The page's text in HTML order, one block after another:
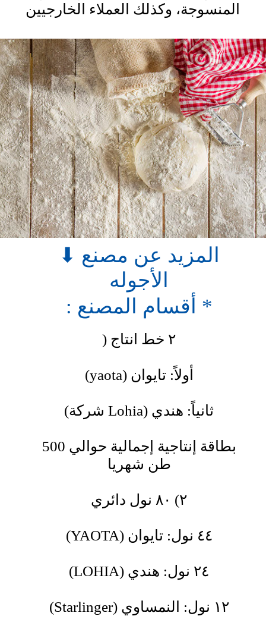
المنسوجة، وكذلك العملاء الخارجيين
⬇ المزيد عن مصنع
الأجوله
: أقسام المصنع *
) ٢ خط انتاج
(yaota) أولاً: تايوان
(شركة Lohia) ثانياً: هندي
بطاقة إنتاجية إجمالية حوالي 500
طن شهريا
٢) ٨٠ نول دائري
(YAOTA) ٤٤ نول: تايوان
(LOHIA) ٢٤ نول: هندي
(Starlinger) ١٢ نول: النمساوي